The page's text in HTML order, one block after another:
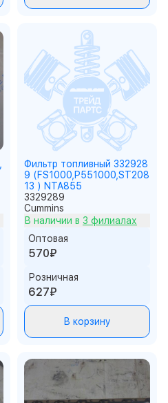
Фильтр топливный 332928
9 (FS1000,P551000,ST208
13 ) NTA855
3329289
Cummins
В наличии в 3 филиалах
Оптовая
570₽
Розничная
627₽
В корзину